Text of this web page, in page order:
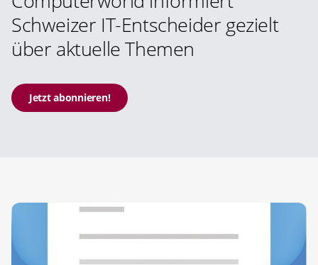
Schweizer IT-Entscheider gezielt
über aktuelle Themen
Jetzt abonnieren!